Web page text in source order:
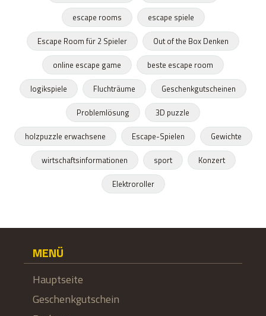
escape rooms
escape spiele
Escape Room für 2 Spieler
Out of the Box Denken
online escape game
beste escape room
logikspiele
Fluchträume
Geschenkgutscheinen
Problemlösung
3D puzzle
holzpuzzle erwachsene
Escape-Spielen
Gewichte
wirtschaftsinformationen
sport
Konzert
Elektroroller
MENÜ
Hauptseite
Geschenkgutschein